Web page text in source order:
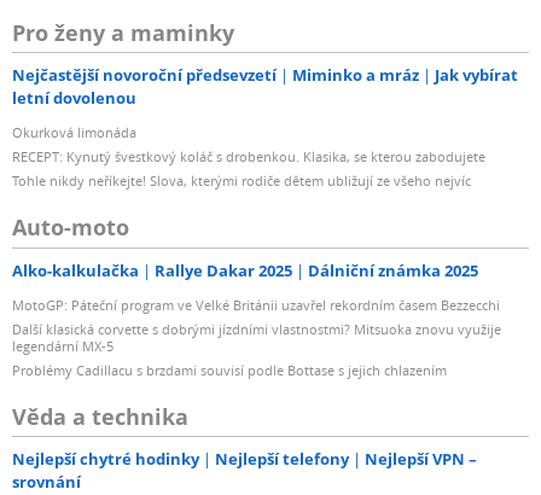
Pro ženy a maminky
Nejčastější novoroční předsevzetí Miminko a mráz
Jak vybírat
letní dovolenou
Okurková limonáda
RECEPT: Kynutý švestkový koláč s drobenkou. Klasika, se kterou zabodujete
Tohle nikdy neříkejte! Slova, kterými rodiče dětem ubližují ze všeho nejvíc
Auto-moto
Alko-kalkulačka Rallye Dakar 2025 Dálniční známka 2025
MotoGP: Páteční program ve Velké Británii uzavřel rekordním časem Bezzecchi
Další klasická corvette s dobrými jízdními vlastnostmi? Mitsuoka znovu využije
legendární MX-5
Problémy Cadillacu s brzdami souvisí podle Bottase s jejich chlazením
Věda a technika
Nejlepší chytré hodinky Nejlepší telefony
Nejlepší VPN –
srovnání